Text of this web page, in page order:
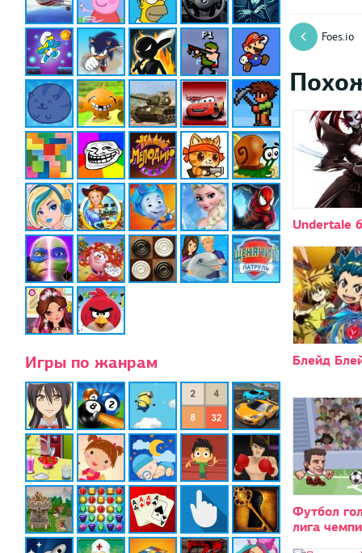
Игры по жанрам
Foes.io
Undertale
Блейд
Футбол
лига